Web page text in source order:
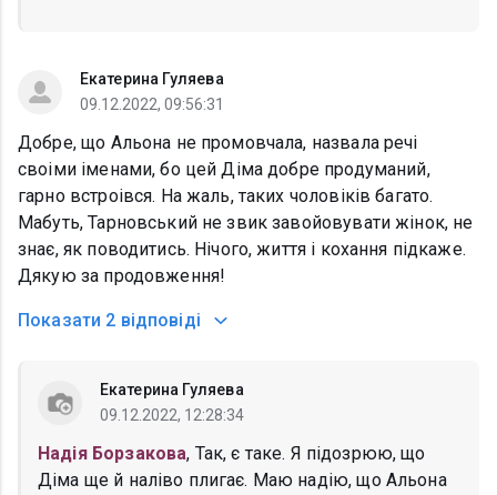
Екатерина Гуляева
09.12.2022, 09:56:31
Добре, що Альона не промовчала, назвала речі
своіми іменами, бо цей Діма добре продуманий,
гарно встроівся. На жаль, таких чоловіків багато.
Мабуть, Тарновський не звик завойовувати жінок, не
знає, як поводитись. Нічого, життя і кохання підкаже.
Дякую за продовження!
Показати 2 відповіді
Екатерина Гуляева
09.12.2022, 12:28:34
Надія Борзакова, Так, є таке. Я підозрюю, що
Діма ще й наліво плигає. Маю надію, що Альона